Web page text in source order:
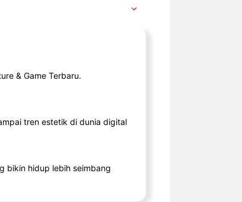
& Game Terbaru.
tren estetik di dunia digital
bikin hidup lebih seimbang